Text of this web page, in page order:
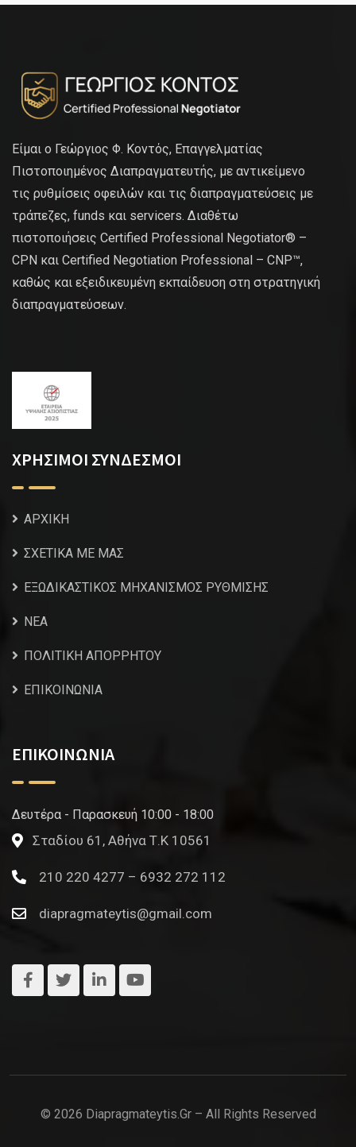
Είμαι ο Γεώργιος Φ. Κοντός, Επαγγελματίας
Πιστοποιημένος Διαπραγματευτής, με αντικείμενο
τις ρυθμίσεις οφειλών και τις διαπραγματεύσεις με
τράπεζες, funds και servicers. Διαθέτω
πιστοποιήσεις Certified Professional Negotiator® –
CPN και Certified Negotiation Professional – CNP™,
καθώς και εξειδικευμένη εκπαίδευση στη στρατηγική
διαπραγματεύσεων.
ΧΡΗΣΙΜΟΙ ΣΥΝΔΕΣΜΟΙ
ΑΡΧΙΚΗ
ΣΧΕΤΙΚΑ ΜΕ ΜΑΣ
ΕΞΩΔΙΚΑΣΤΙΚΟΣ ΜΗΧΑΝΙΣΜΟΣ ΡΥΘΜΙΣΗΣ
NEA
ΠΟΛΙΤΙΚΗ ΑΠΟΡΡΗΤΟΥ
ΕΠΙΚΟΙΝΩΝΙΑ
ΕΠΙΚΟΙΝΩΝΙΑ
Δευτέρα - Παρασκευή 10:00 - 18:00
Σταδίου 61, Αθήνα Τ.Κ 10561
210 220 4277 – 6932 272 112
diapragmateytis@gmail.com
© 2026 Diapragmateytis.gr – All Rights Reserved